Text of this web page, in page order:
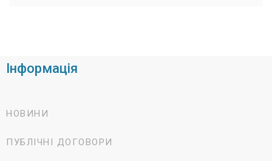
Інформація
НОВИНИ
ПУБЛІЧНІ ДОГОВОРИ